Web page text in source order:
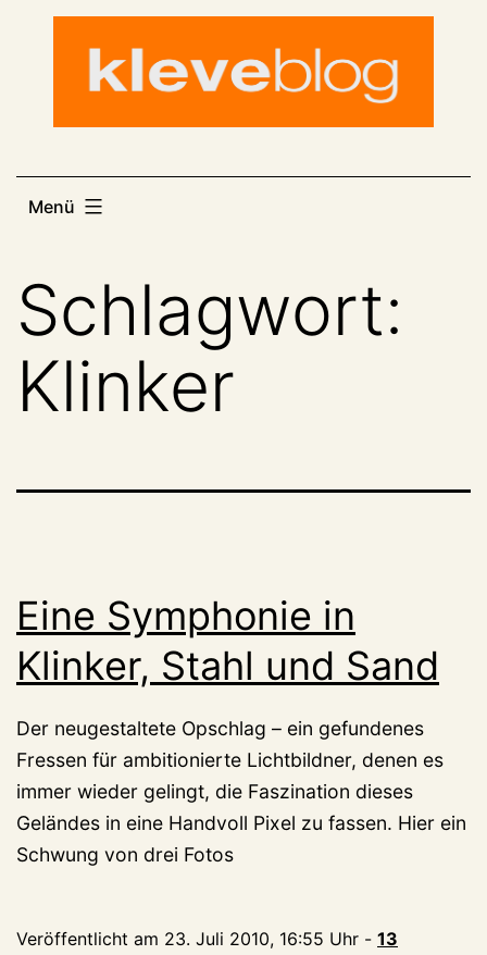
Menü
Schlagwort:
Klinker
Eine Symphonie in
Klinker, Stahl und Sand
Der neugestaltete Opschlag – ein gefundenes
Fressen für ambitionierte Lichtbildner, denen es
immer wieder gelingt, die Faszination dieses
Geländes in eine Handvoll Pixel zu fassen. Hier ein
Schwung von drei Fotos
Veröffentlicht am 23. Juli 2010, 16:55 Uhr - 13